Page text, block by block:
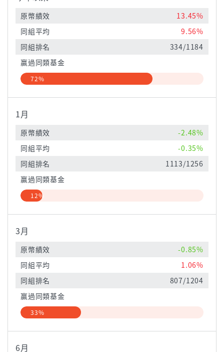
原幣績效
13.45%
同組平均
9.56%
同組排名
334/1184
贏過同類基金
72%
1月
原幣績效
-2.48%
同組平均
-0.35%
同組排名
1113/1256
贏過同類基金
12%
3月
原幣績效
-0.85%
同組平均
1.06%
同組排名
807/1204
贏過同類基金
33%
6月